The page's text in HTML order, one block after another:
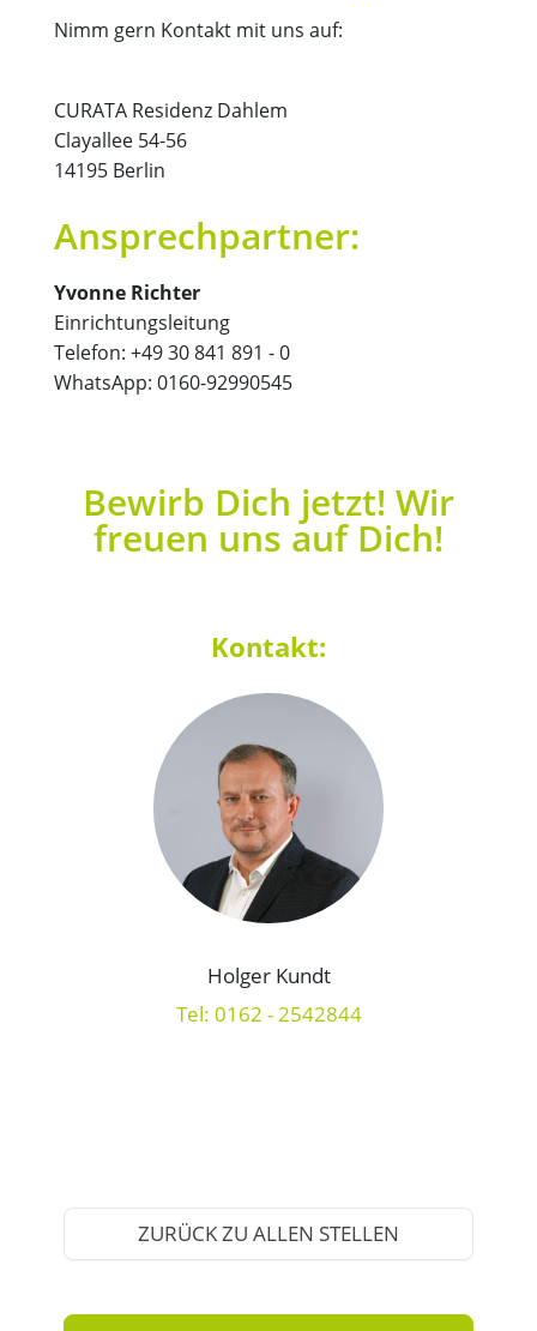
Nimm gern Kontakt mit uns auf:
CURATA Residenz Dahlem
Clayallee 54-56
14195 Berlin
Ansprechpartner:
Yvonne Richter
Einrichtungsleitung
Telefon: +49 30 841 891 - 0
WhatsApp: 0160-92990545
Bewirb Dich jetzt! Wir
freuen uns auf Dich!
Kontakt:
Holger Kundt
Tel: 0162 - 2542844
ZURÜCK ZU ALLEN STELLEN